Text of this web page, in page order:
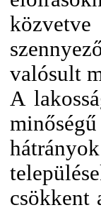
valósult
A
csökkent